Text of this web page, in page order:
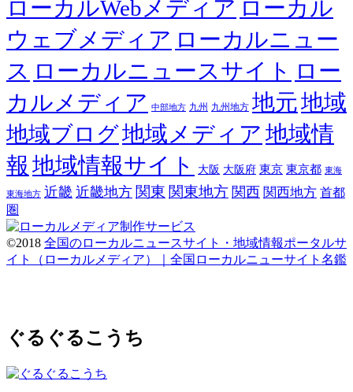
ローカルWebメディア ローカル
ウェブメディア ローカルニュー
ス ローカルニュースサイト ロー
カルメディア 中部地方 九州 九州地方 地元地域
地域ブログ地域メディア 地域情
報 地域情報サイト 大阪 大阪府 東京 東京都 東海
東海地方 近畿 近畿地方 関東 関東地方 関西 関西地方 首都
圏
©2018 全国のローカルニュースサイト・地域情報ポータルサ
イト（ローカルメディア）｜全国ローカルニューサイト名鑑
ぐるぐるこうち